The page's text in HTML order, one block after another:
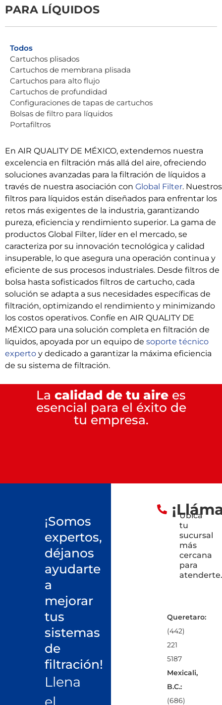
PARA LÍQUIDOS
Todos
Cartuchos plisados
Cartuchos de membrana plisada
Cartuchos para alto flujo
Cartuchos de profundidad
Configuraciones de tapas de cartuchos
Bolsas de filtro para líquidos
Portafiltros
En AIR QUALITY DE MÉXICO, extendemos nuestra
excelencia en filtración más allá del aire, ofreciendo
soluciones avanzadas para la filtración de líquidos a
través de nuestra asociación con Global Filter. Nuestros
filtros para líquidos están diseñados para enfrentar los
retos más exigentes de la industria, garantizando
pureza, eficiencia y rendimiento superior. La gama de
productos Global Filter, líder en el mercado, se
caracteriza por su innovación tecnológica y calidad
insuperable, lo que asegura una operación continua y
eficiente de sus procesos industriales. Desde filtros de
bolsa hasta sofisticados filtros de cartucho, cada
solución se adapta a sus necesidades específicas de
filtración, optimizando el rendimiento y minimizando
los costos operativos. Confíe en AIR QUALITY DE
MÉXICO para una solución completa en filtración de
líquidos, apoyada por un equipo de soporte técnico
experto y dedicado a garantizar la máxima eficiencia
de su sistema de filtración.
La calidad de tu aire es
esencial para el éxito de
tu empresa.
¡Somos
expertos,
déjanos
ayudarte
a
mejorar
tus
sistemas
de
filtración!
Llena
el
Ubica
tu
sucursal
más
cercana
para
atenderte.
Queretaro:
(442)
221
5187
Mexicali,
B.C.:
(686)